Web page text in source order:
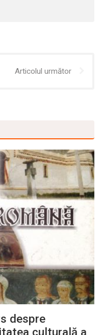
Articolul următor
despre
culturală a